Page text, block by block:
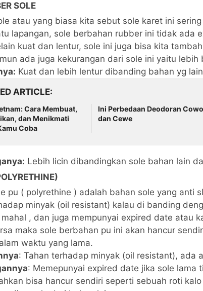
SOLE
atau yang biasa kita sebut sole karet ini
lapangan, sole berbahan rubber ini tidak ada
kuat dan lentur, sole ini juga bisa kita
ada juga kekurangan dari sole ini yaitu lebih
Kuat dan lebih lentur dibanding bahan yg
ARTICLE
Cara Membuat,
dan Menikmati
Coba
Ini Perbedaan Deodoran Cowo
dan Cewe
Lebih licin dibandingkan sole bahan lain
pu ( polyrethine ) adalah bahan sole yang anti
minyak (oil resistant) kalau di banding
, dan juga mempunyai expired date atau
maka sole berbahan pu ini akan hancur
waktu yang lama.
: Tahan terhadap minyak (oil resistant), ada
: Memepunyai expired date jika sole lama
bisa hancur sendiri seperti sebuah roti